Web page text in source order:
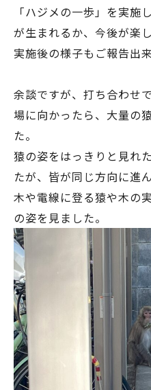
「ハジメの一歩」を実施
が生まれるか、今後が楽し
実施後の様子もご報告出
余談ですが、打ち合わせ
場に向かったら、大量の
た。
猿の姿をはっきりと見れ
たが、皆が同じ方向に進
木や電線に登る猿や木の
の姿を見ました。